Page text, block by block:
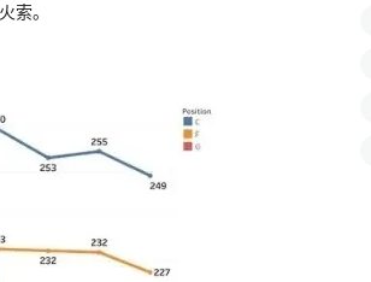
索。